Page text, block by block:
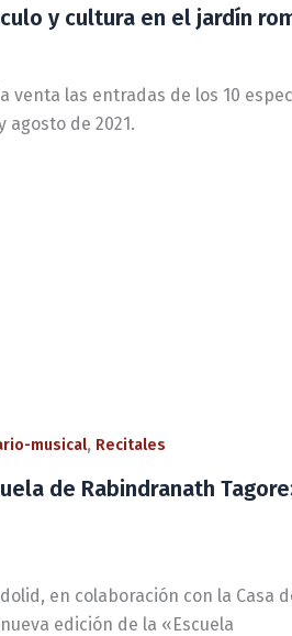
y cultura en el jardín
venta las entradas de los 10
agosto de 2021.
musical, Recitales
de Rabindranath
en colaboración con la
edición de la «Escuela